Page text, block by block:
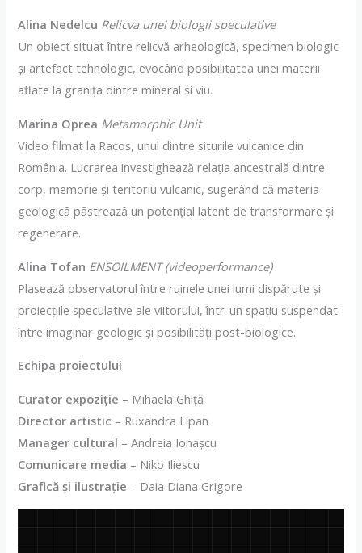
Alina Nedelcu Relicva unei biologii speculative
Un obiect situat între relicvă arheologică, specimen biologic
și artefact tehnologic, evocând posibilitatea unei materii
aflate la granița dintre mineral și viu.
Marina Oprea Metamorphic Unit
Video filmat la Racoș, unul dintre siturile vulcanice din
România. Lucrarea investighează relația ancestrală dintre
corp, memorie și teritoriu vulcanic, sugerând că materia
geologică păstrează un potențial latent de transformare și
regenerare.
Alina Tofan ENSOILMENT (videoperformance)
Plasează observatorul între ruinele unei lumi dispărute și
proiecțiile speculative ale viitorului, într-un spațiu suspendat
între imaginar geologic și posibilități post-biologice.
Echipa proiectului
Curator expoziţie – Mihaela Ghiță
Director artistic – Ruxandra Lipan
Manager cultural – Andreia Ionașcu
Comunicare media – Niko Iliescu
Grafică și ilustrație – Daia Diana Grigore